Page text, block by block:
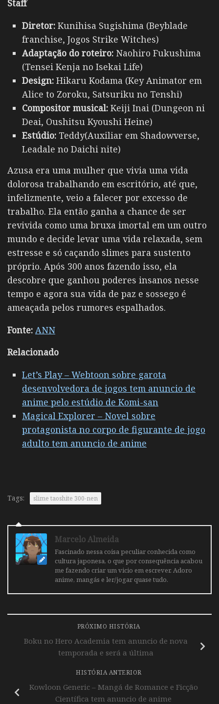
Staff
Diretor: Kunihisa Sugishima (Beyblade
franchise, Jogos Strike Witches)
Adaptação do roteiro: Naohiro Fukushima
(Tensei Kenja no Isekai Life)
Design: Hikaru Kodama (Key Animator em
Alice to Zoroku, Satsuriku no Tenshi)
Compositor musical: Keiji Inai (Dungeon ni
Deai, Oushitsu Kyoushi Heine)
Estúdio: Teddy(Auxiliar em Shadowverse,
Leadale no Daichi nite)
Azusa era uma mulher que vivia uma vida
dolorosa trabalhando em escritório, até que,
infelizmente, veio a falecer por excesso de
trabalho. Ela então ganha a chance de ser
revivida como uma bruxa imortal em um outro
mundo e decide levar uma vida relaxada, sem
estresse e só caçando slimes para sustento
próprio. Após 300 anos fazendo isso, ela
descobre que ganhou poderes insanos nesse
tempo e agora sua vida de paz e sossego é
ameaçada pelos rumores espalhados.
Fonte: ANN
Relacionado
Let’s Play – Webtoon sobre garota
desenvolvedora de jogos tem anuncio de
anime pelo estúdio de Komi-san
Magical Explorer – Novel sobre
protagonista no corpo de figurante de jogo
adulto tem anuncio de anime
Tags: slime taoshite 300-nen
Marcelo Almeida
Fascinado nessa coisa peculiar conhecida como
cultura japonesa, o que por consequência acabou
me fazendo criar um vicio em escrever. Adoro
anime, mangás e ler/jogar quase tudo.
PRÓXIMO HISTÓRIA
Boku no Hero Academia tem anuncio de nova
temporada e será a última
HISTÓRIA ANTERIOR
Kowloon Generic – Mangá de Romance e Ficção
Científica tem anuncio de anime